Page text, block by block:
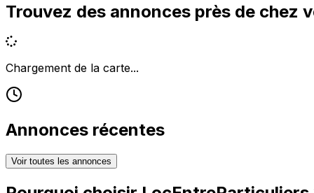
Trouvez des annonces près de chez
Chargement de la carte...
Annonces récentes
Voir toutes les annonces